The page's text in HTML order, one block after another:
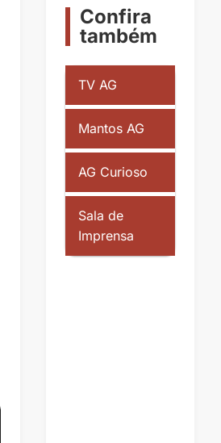
Confira
também
TV AG
Mantos AG
AG Curioso
Sala de
Imprensa